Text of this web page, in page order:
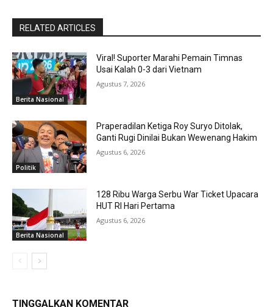
RELATED ARTICLES
Berita Nasional
Viral! Suporter Marahi Pemain Timnas
Usai Kalah 0-3 dari Vietnam
Agustus 7, 2026
Politik
Praperadilan Ketiga Roy Suryo Ditolak,
Ganti Rugi Dinilai Bukan Wewenang Hakim
Agustus 6, 2026
Berita Nasional
128 Ribu Warga Serbu War Ticket Upacara
HUT RI Hari Pertama
Agustus 6, 2026
TINGGALKAN KOMENTAR